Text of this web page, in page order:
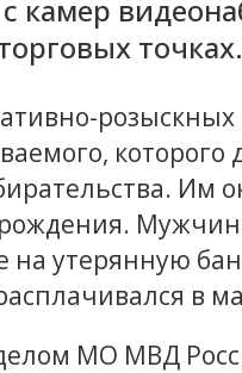
камер
точках.
Им
утерянную
в
МО МВД